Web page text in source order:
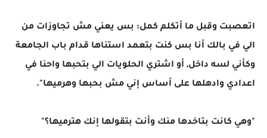
اتعصبت وقبل ما أتكلم كمل: بس يعني مش تجاوزات من
الي في بالك أنا بس كنت بتعمد استناها قدام باب الجامعة
وكأني لسه داخل, أو اشتري الحلويات الي بتحبها واحنا في
اعدادي وادهلها على أساس إني مش بحبها وهرميها".
"وهي كانت بتاخدها منك وأنت بتقولها إنك هترميها؟"